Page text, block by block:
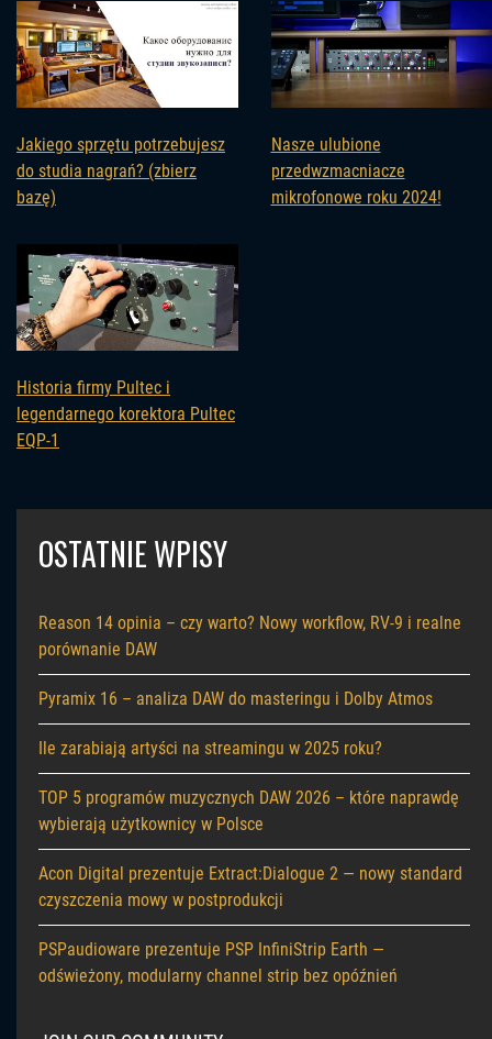
Jakiego sprzętu potrzebujesz
do studia nagrań? (zbierz
bazę)
Nasze ulubione
przedwzmacniacze
mikrofonowe roku 2024!
Historia firmy Pultec i
legendarnego korektora Pultec
EQP-1
OSTATNIE WPISY
Reason 14 opinia – czy warto? Nowy workflow, RV-9 i realne
porównanie DAW
Pyramix 16 – analiza DAW do masteringu i Dolby Atmos
Ile zarabiają artyści na streamingu w 2025 roku?
TOP 5 programów muzycznych DAW 2026 – które naprawdę
wybierają użytkownicy w Polsce
Acon Digital prezentuje Extract:Dialogue 2 — nowy standard
czyszczenia mowy w postprodukcji
PSPaudioware prezentuje PSP InfiniStrip Earth —
odświeżony, modularny channel strip bez opóźnień